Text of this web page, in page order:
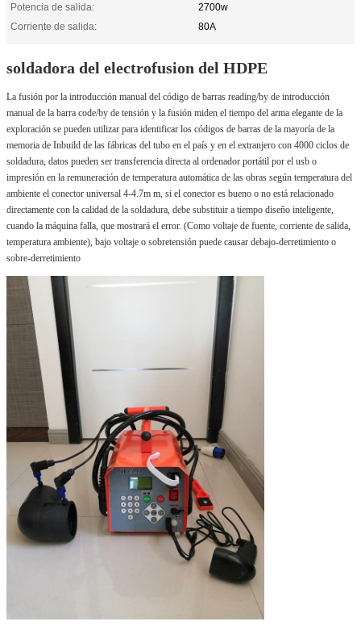
Potencia de salida:
2700w
Corriente de salida:
80A
soldadora del electrofusion del HDPE
La fusión por la introducción manual del código de barras reading/by de introducción
manual de la barra code/by de tensión y la fusión miden el tiempo del arma elegante de la
exploración se pueden utilizar para identificar los códigos de barras de la mayoría de la
memoria de Inbuild de las fábricas del tubo en el país y en el extranjero con 4000 ciclos de
soldadura, datos pueden ser transferencia directa al ordenador portátil por el usb o
impresión en la remuneración de temperatura automática de las obras según temperatura del
ambiente el conector universal 4-4.7m m, si el conector es bueno o no está relacionado
directamente con la calidad de la soldadura, debe substituir a tiempo diseño inteligente,
cuando la máquina falla, que mostrará el error. (Como voltaje de fuente, corriente de salida,
temperatura ambiente), bajo voltaje o sobretensión puede causar debajo-derretimiento o
sobre-derretimiento